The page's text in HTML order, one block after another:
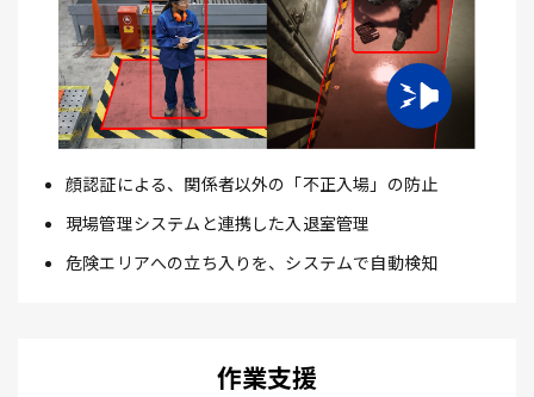
顔認証による、関係者以外の「不正入場」の防止
現場管理システムと連携した入退室管理
危険エリアへの立ち入りを、システムで自動検知
作業支援